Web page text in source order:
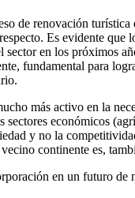
de renovación
Es evidente
en los próximos
fundamental para
más activo en la
económicos
y no la
continente es,
en un futuro de